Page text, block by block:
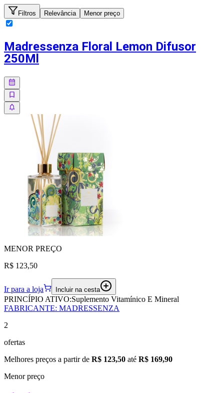
Filtros Relevância Menor preço
Madressenza Floral Lemon Difusor
250Ml
MENOR PREÇO
R$ 123,50
Ir para a loja Incluir na cesta
PRINCÍPIO ATIVO:Suplemento Vitamínico E Mineral
FABRICANTE: MADRESSENZA
2
ofertas
Melhores preços a partir de R$ 123,50 até R$ 169,90
Menor preço